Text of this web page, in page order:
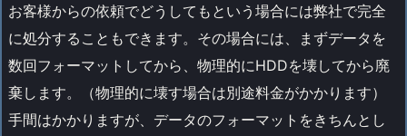
お客様からの依頼でどうしてもという場合には弊社で完全
に処分することもできます。その場合には、まずデータを
数回フォーマットしてから、物理的にHDDを壊してから廃
棄します。（物理的に壊す場合は別途料金がかかります）
手間はかかりますが、データのフォーマットをきちんとし